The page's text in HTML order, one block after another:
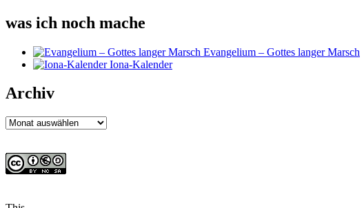
was ich noch mache
Evangelium – Gottes langer Marsch
Iona-Kalender
Archiv
Archiv